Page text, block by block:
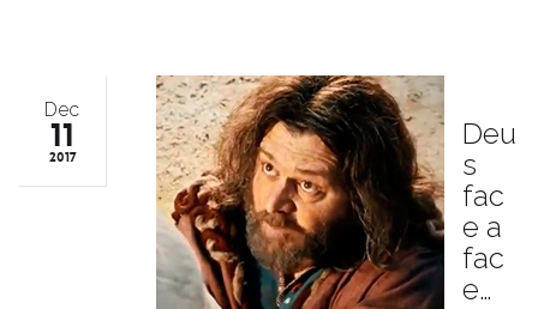
Dec
11
2017
Deu
s
fac
e a
fac
e…